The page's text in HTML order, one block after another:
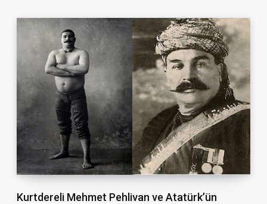
Kurtdereli Mehmet Pehlivan ve Atatürk’ün